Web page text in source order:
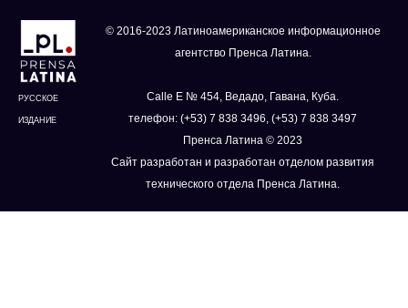
РУССКОЕ
ИЗДАНИЕ
© 2016-2023 Латиноамериканское информационное
агентство Пренса Латина.
Calle E № 454, Ведадо, Гавана, Куба.
телефон: (+53) 7 838 3496, (+53) 7 838 3497
Пренса Латина © 2023
Сайт разработан и разработан отделом развития
технического отдела Пренса Латина.